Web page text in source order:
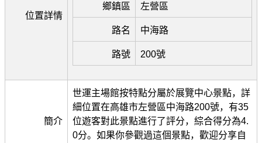
位置詳情
鄉鎮區 左營區
路名 中海路
路號 200號
簡介
世運主場館按特點分屬於展覽中心景點，詳
細位置在高雄市左營區中海路200號，有35
位遊客對此景點進行了評分，綜合得分為4.
0分。如果你參觀過這個景點，歡迎分享自